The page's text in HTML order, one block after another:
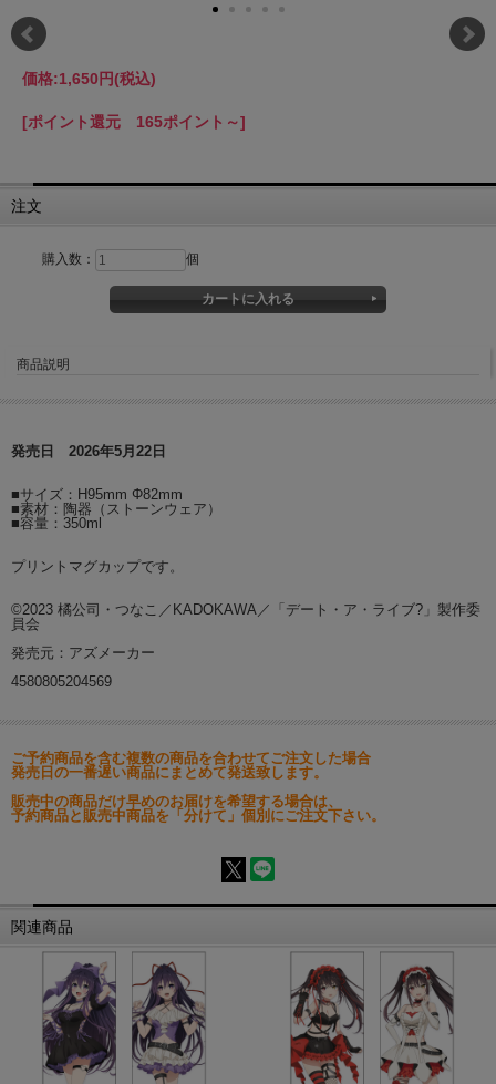
価格:1,650円(税込)
[ポイント還元 165ポイント～]
注文
購入数： 個
商品説明
発売日 2026年5月22日
■サイズ：H95mm Φ82mm
■素材：陶器（ストーンウェア）
■容量：350ml
プリントマグカップです。
©2023 橘公司・つなこ／KADOKAWA／「デート・ア・ライブ?」製作委
員会
発売元：アズメーカー
4580805204569
ご予約商品を含む複数の商品を合わせてご注文した場合
発売日の一番遅い商品にまとめて発送致します。
販売中の商品だけ早めのお届けを希望する場合は、
予約商品と販売中商品を「分けて」個別にご注文下さい。
関連商品